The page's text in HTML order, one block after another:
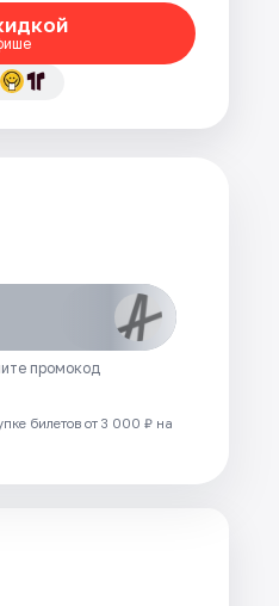
промокод
билетов от 3 000 ₽ на